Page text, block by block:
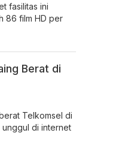
fasilitas ini
86 film HD per
Berat di
Telkomsel di
unggul di internet